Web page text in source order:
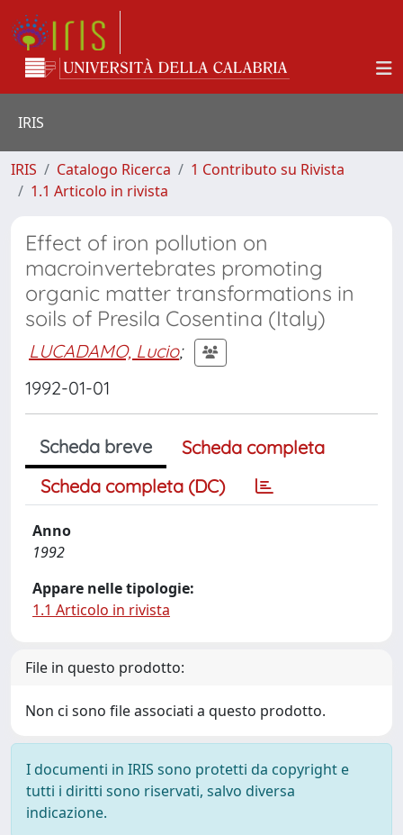
IRIS
IRIS Catalogo Ricerca
1 Contributo su Rivista
1.1 Articolo in rivista
Effect of iron pollution on
macroinvertebrates promoting
organic matter transformations in
soils of Presila Cosentina (Italy)
LUCADAMO, Lucio;
1992-01-01
Scheda breve
Scheda completa
Scheda completa (DC)
Anno
1992
Appare nelle tipologie:
1.1 Articolo in rivista
File in questo prodotto:
Non ci sono file associati a questo prodotto.
I documenti in IRIS sono protetti da copyright e
tutti i diritti sono riservati, salvo diversa
indicazione.